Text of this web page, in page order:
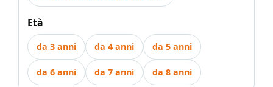
Età
da 3 anni da 4 anni da 5 anni
da 6 anni da 7 anni da 8 anni